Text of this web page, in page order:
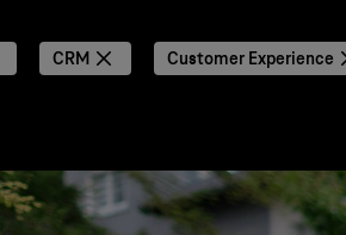
CRM Customer Experience